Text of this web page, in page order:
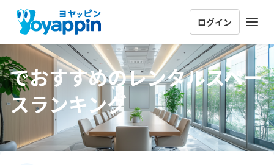
ログイン
でおすすめのレンタルスペー
スランキング